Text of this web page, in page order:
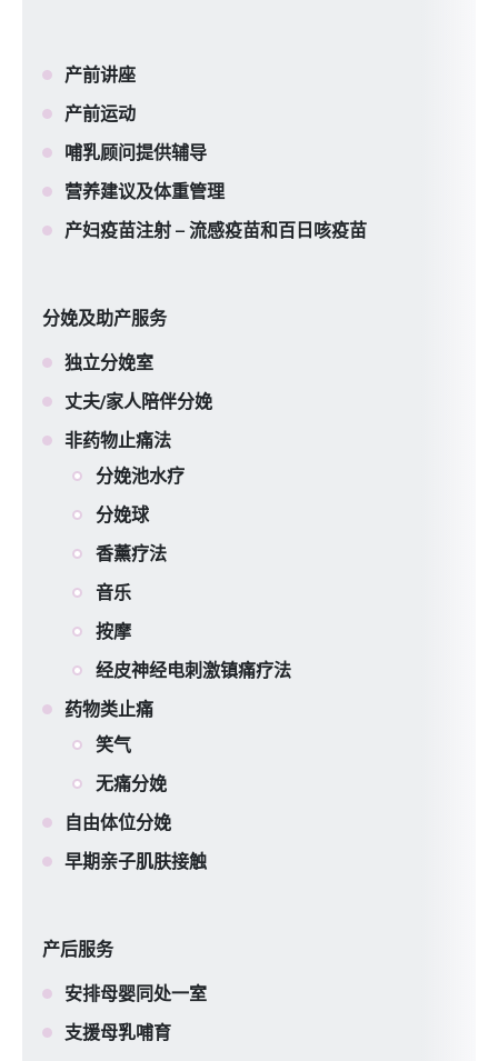
产前讲座
产前运动
哺乳顾问提供辅导
营养建议及体重管理
产妇疫苗注射 – 流感疫苗和百日咳疫苗
分娩及助产服务
独立分娩室
丈夫/家人陪伴分娩
非药物止痛法
分娩池水疗
分娩球
香薰疗法
音乐
按摩
经皮神经电刺激镇痛疗法
药物类止痛
笑气
无痛分娩
自由体位分娩
早期亲子肌肤接触
产后服务
安排母婴同处一室
支援母乳哺育